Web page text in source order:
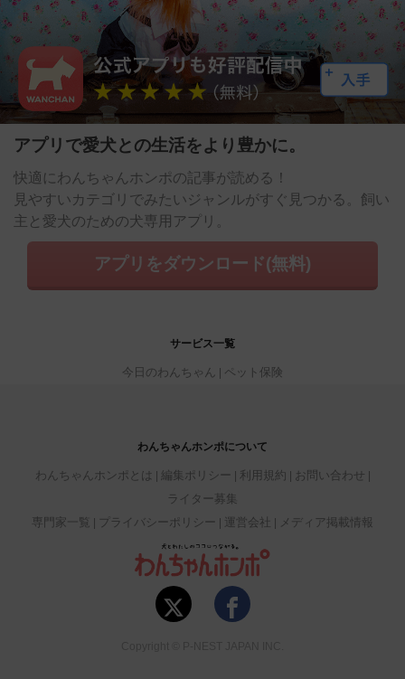
アプリで愛犬との生活をより豊かに。
快適にわんちゃんホンポの記事が読める！
見やすいカテゴリでみたいジャンルがすぐ見つかる。飼い
主と愛犬のための犬専用アプリ。
アプリをダウンロード(無料)
サービス一覧
今日のわんちゃん ペット保険
わんちゃんホンポについて
わんちゃんホンポとは 編集ポリシー 利用規約
お問い合わせ
ライター募集
専門家一覧
プライバシーポリシー 運営会社 メディア掲載情報